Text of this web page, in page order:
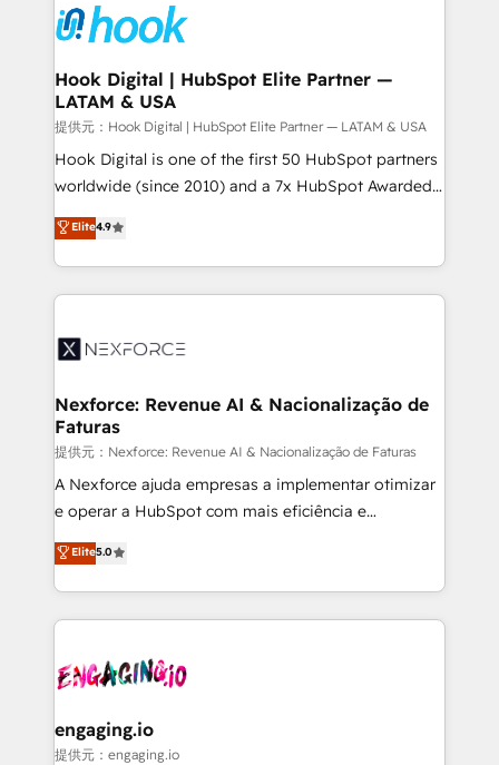
move beyond spreadsheets into unified systems
that drive real business results.
Onboarding - Data Migration & Integrations -
Technical Audit & Optimization Strategic Solutions: -
Revenue Operations - Inbound Marketing -
Outbound Marketing - HubSpot CMS Website
Design & Development We empower our clients to
reach their full potential by providing transparent,
relationship-driven support. With over 300 HubSpot
technical know-how and strategic guidance you
need to succeed.
Hook Digital | HubSpot Elite Partner —
LATAM & USA
提供元：Hook Digital | HubSpot Elite Partner — LATAM & USA
Hook Digital is one of the first 50 HubSpot partners
worldwide (since 2010) and a 7x HubSpot Awarded
Elite Partner. With 500+ projects across the U.S.,
Brazil, and LATAM, we combine global expertise with
regional experience. Today, we are Brazil’s largest
HubSpot Elite Partner—trusted by companies across
Implementation & Migration Onboarding across all
Station, Freshdesk, Intercom, and more. Custom
objects, automations, and integrations built for
growth. 🚀 AI-Driven GTM Orchestration Unify
HubSpot with LinkedIn, WhatsApp, email, paid
media, and AI voice to drive pipeline. 🤖 AI Custom
prospecting, follow-ups, service triage, and
knowledge retrieval—built in HubSpot. ⚡ Fast-Track
advanced optimization & adoption 📍 São Paulo, BR
• Des Moines, IA • New York, NY
Elite4.9
Nexforce: Revenue AI & Nacionalização de
Faturas
提供元：Nexforce: Revenue AI & Nacionalização de Faturas
A Nexforce ajuda empresas a implementar otimizar
e operar a HubSpot com mais eficiência e
previsibilidade de receita. Combinamos Revenue
Operations (RevOps) e Inteligência Artificial para
estruturar processos integrar sistemas organizar
dados e automatizar operações. O objetivo é
operacional de receita conectando equipes
Também somos distribuidores oficiais da HubSpot
e de mais de 150 softwares globais permitindo
Elite5.0
engaging.io
提供元：engaging.io